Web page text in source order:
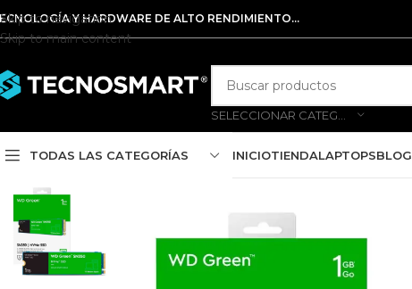
Skip to navigation
Skip to main content
Y HARDWARE DE ALTO RENDIMIENTO...
TODAS LAS CATEGORÍAS INICIOTIENDALAPTOPSBLOG